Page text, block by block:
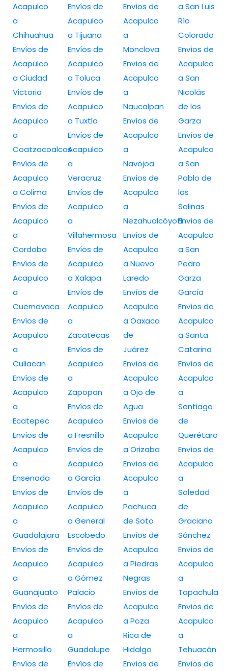
Acapulco
a
Chihuahua
Envíos de
Acapulco
a Ciudad
Victoria
Envíos de
Acapulco
a
Coatzacoalcos
Envíos de
Acapulco
a Colima
Envíos de
Acapulco
a
Cordoba
Envíos de
Acapulco
a
Cuernavaca
Envíos de
Acapulco
a
Culiacan
Envíos de
Acapulco
a
Ecatepec
Envíos de
Acapulco
a
Ensenada
Envíos de
Acapulco
a
Guadalajara
Envíos de
Acapulco
a
Guanajuato
Envíos de
Acapulco
a
Hermosillo
Envíos de
Envíos de
Acapulco
a Tijuana
Envíos de
Acapulco
a Toluca
Envíos de
Acapulco
a Tuxtla
Envíos de
Acapulco
a
Veracruz
Envíos de
Acapulco
a
Villahermosa
Envíos de
Acapulco
a Xalapa
Envíos de
Acapulco
a
Zacatecas
Envíos de
Acapulco
a
Zapopan
Envíos de
Acapulco
a Fresnillo
Envíos de
Acapulco
a García
Envíos de
Acapulco
a General
Escobedo
Envíos de
Acapulco
a Gómez
Palacio
Envíos de
Acapulco
a
Guadalupe
Envíos de
Envíos de
Acapulco
a
Monclova
Envíos de
Acapulco
a
Naucalpan
Envíos de
Acapulco
a
Navojoa
Envíos de
Acapulco
a
Nezahualcóyotl
Envíos de
Acapulco
a Nuevo
Laredo
Envíos de
Acapulco
a Oaxaca
de
Juárez
Envíos de
Acapulco
a Ojo de
Agua
Envíos de
Acapulco
a Orizaba
Envíos de
Acapulco
a
Pachuca
de Soto
Envíos de
Acapulco
a Piedras
Negras
Envíos de
Acapulco
a Poza
Rica de
Hidalgo
Envíos de
a San Luis
Río
Colorado
Envíos de
Acapulco
a San
Nicolás
de los
Garza
Envíos de
Acapulco
a San
Pablo de
las
Salinas
Envíos de
Acapulco
a San
Pedro
Garza
García
Envíos de
Acapulco
a Santa
Catarina
Envíos de
Acapulco
a
Santiago
de
Querétaro
Envíos de
Acapulco
a
Soledad
de
Graciano
Sánchez
Envíos de
Acapulco
a
Tapachula
Envíos de
Acapulco
a
Tehuacán
Envíos de